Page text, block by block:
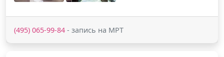
(495) 065-99-84 - запись на МРТ